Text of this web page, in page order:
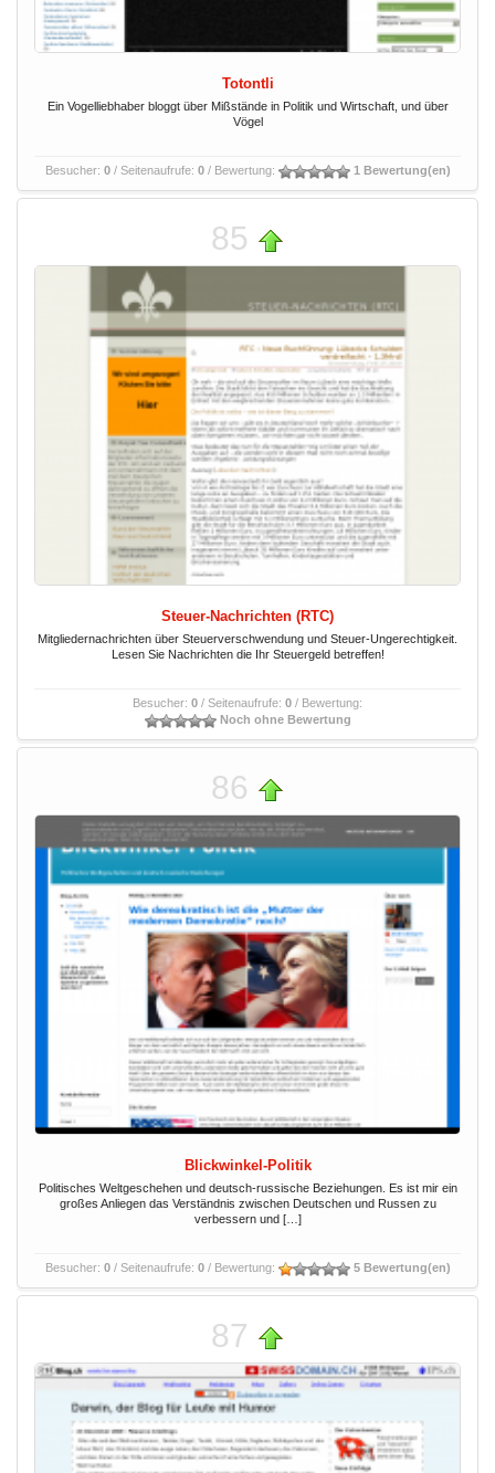
Totontli
Ein Vogelliebhaber bloggt über Mißstände in Politik und Wirtschaft, und über
Vögel
Besucher: 0/ Seitenaufrufe: 0/ Bewertung: 1 Bewertung(en)
85
Steuer-Nachrichten (RTC)
Mitgliedernachrichten über Steuerverschwendung und Steuer-Ungerechtigkeit.
Lesen Sie Nachrichten die Ihr Steuergeld betreffen!
Besucher: 0 / Seitenaufrufe: 0 / Bewertung:
Noch ohne Bewertung
86
Blickwinkel-Politik
Politisches Weltgeschehen und deutsch-russische Beziehungen. Es ist mir ein
großes Anliegen das Verständnis zwischen Deutschen und Russen zu
verbessern und […]
Besucher: 0/ Seitenaufrufe: 0/ Bewertung: 5 Bewertung(en)
87